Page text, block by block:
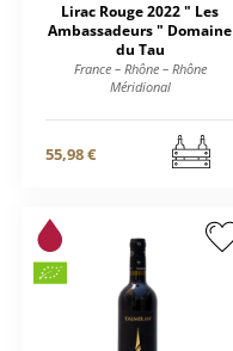
Lirac Rouge 2022 " Les
Ambassadeurs " Domaine
du Tau
France – Rhône – Rhône
Méridional
55,98 €